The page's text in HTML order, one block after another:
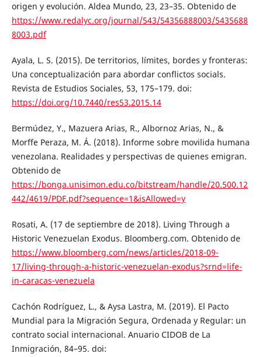
origen y evolución. Aldea Mundo, 23, 23–35. Obtenido de
https://www.redalyc.org/journal/543/54356888003/5435688
8003.pdf
Ayala, L. S. (2015). De territorios, límites, bordes y fronteras:
Una conceptualización para abordar conflictos socials.
Revista de Estudios Sociales, 53, 175–179. doi:
https://doi.org/10.7440/res53.2015.14
Bermúdez, Y., Mazuera Arias, R., Albornoz Arias, N., &
Morffe Peraza, M. Á. (2018). Informe sobre movilida humana
venezolana. Realidades y perspectivas de quienes emigran.
Obtenido de
https://bonga.unisimon.edu.co/bitstream/handle/20.500.12
442/4619/PDF.pdf?sequence=1&isAllowed=y
Rosati, A. (17 de septiembre de 2018). Living Through a
Historic Venezuelan Exodus. Bloomberg.com. Obtenido de
https://www.bloomberg.com/news/articles/2018-09-
17/living-through-a-historic-venezuelan-exodus?srnd=life-
in-caracas-venezuela
Cachón Rodríguez, L., & Aysa Lastra, M. (2019). El Pacto
Mundial para la Migración Segura, Ordenada y Regular: un
contrato social internacional. Anuario CIDOB de La
Inmigración, 84–95. doi: